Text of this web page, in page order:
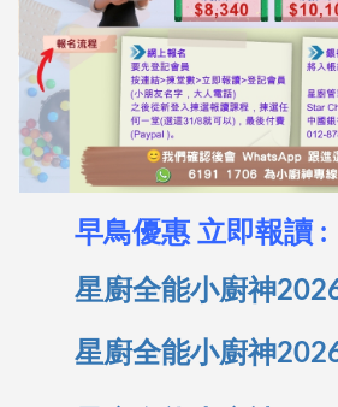
早鳥優惠 立即報讀 :
星廚全能小廚神
星廚全能小廚神